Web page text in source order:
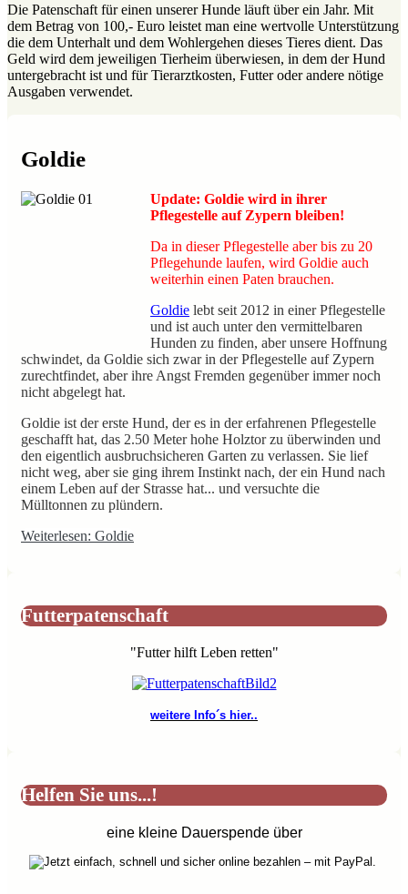
Die Patenschaft für einen unserer Hunde läuft über ein Jahr. Mit
dem Betrag von 100,- Euro leistet man eine wertvolle Unterstützung
die dem Unterhalt und dem Wohlergehen dieses Tieres dient. Das
Geld wird dem jeweiligen Tierheim überwiesen, in dem der Hund
untergebracht ist und für Tierarztkosten, Futter oder andere nötige
Ausgaben verwendet.
Goldie
Update: Goldie wird in ihrer
Pflegestelle auf Zypern bleiben!
Da in dieser Pflegestelle aber bis zu 20
Pflegehunde laufen, wird Goldie auch
weiterhin einen Paten brauchen.
Goldie lebt seit 2012 in einer Pflegestelle
und ist auch unter den vermittelbaren
Hunden zu finden, aber unsere Hoffnung
schwindet, da Goldie sich zwar in der Pflegestelle auf Zypern
zurechtfindet, aber ihre Angst Fremden gegenüber immer noch
nicht abgelegt hat.
Goldie ist der erste Hund, der es in der erfahrenen Pflegestelle
geschafft hat, das 2.50 Meter hohe Holztor zu überwinden und
den eigentlich ausbruchsicheren Garten zu verlassen. Sie lief
nicht weg, aber sie ging ihrem Instinkt nach, der ein Hund nach
einem Leben auf der Strasse hat... und versuchte die
Mülltonnen zu plündern.
Weiterlesen: Goldie
Futterpatenschaft
"Futter hilft Leben retten"
weitere Info´s hier..
Helfen Sie uns...!
eine kleine Dauerspende über